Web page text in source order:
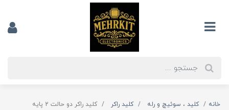
خانه کلید ، سوئیچ و رله کلید راکر کلید راکر دو حالت 2 پایه